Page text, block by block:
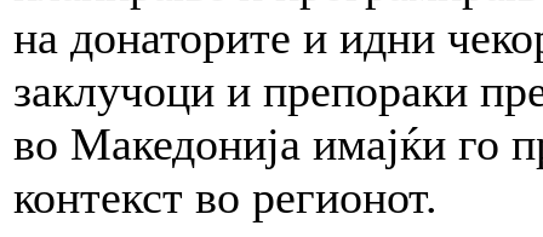
на донаторите и идни
заклучоци и препораки
во Македонија имајќи го
контекст во регионот.